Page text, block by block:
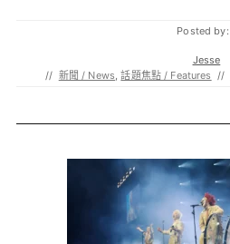
Posted by:
Jesse
// 新聞 / News,話題焦點 / Features //